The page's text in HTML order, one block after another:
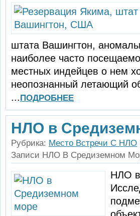
штата Вашингтон,
наиболее часто
местных индейцев о нем
неопознанный летающий
...ПОДРОБНЕЕ
НЛО в
Рубрика: Место Встречи С НЛО
Записи НЛО В Средиземном
НЛО